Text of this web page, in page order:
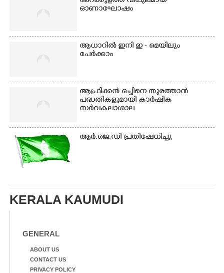
ഓണാഘോഷം
ആധാറിൽ ഇനി ഇ - മെയിലും
ചേർക്കാം
ആഫ്രിക്കൻ ഒച്ചിനെ തുരത്താൻ
പദ്ധതികളുമായി കാർഷിക
സർവകലാശാല
ആർ.ജെ.ഡി പ്രതിഷേധിച്ചു
KERALA KAUMUDI
GENERAL
ABOUT US
CONTACT US
PRIVACY POLICY